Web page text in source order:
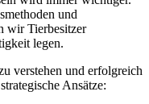
und
wir Tierbesitzer
legen.
verstehen und erfolgreich‌
Ansätze: